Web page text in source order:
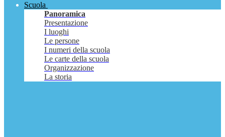
Scuola
Panoramica
Presentazione
I luoghi
Le persone
I numeri della scuola
Le carte della scuola
Organizzazione
La storia